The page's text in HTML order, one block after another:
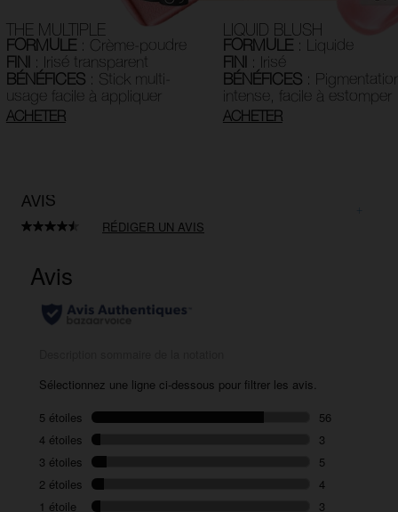
THE MULTIPLE
FORMULE: Crème-poudre
FINI : Irisé transparent
BÉNÉFICES: Stick multi-
usage facile à appliquer
ACHETER
LIQUID BLUSH
FORMULE: Liquide
FINI : Irisé
BÉNÉFICES:
intense, facile à estomper
ACHETER
AVIS
RÉDIGER UN AVIS